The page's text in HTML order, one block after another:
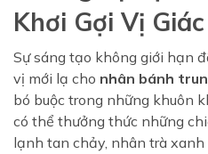
Khơi Gợi Vị Giác
Sự sáng tạo không giới hạn
vị mới lạ cho nhân bánh
bó buộc trong những khuôn
có thể thưởng thức những
lạnh tan chảy, nhân trà